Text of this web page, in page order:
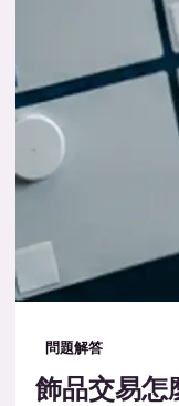
問題解答
飾品交易怎